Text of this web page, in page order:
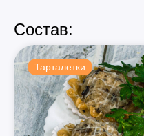
Состав:
Тарталетки